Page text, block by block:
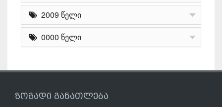
2009 წელი
0000 წელი
ზოგადი განათლება